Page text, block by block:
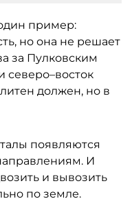
пример:
но она не решает
за Пулковским
должен, но в
появляются
И
и вывозить
по земле.